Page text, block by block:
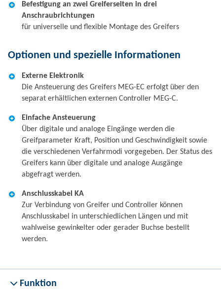
Befestigung an zwei Greiferseiten in drei
Anschraubrichtungen
für universelle und flexible Montage des Greifers
Optionen und spezielle Informationen
Externe Elektronik
Die Ansteuerung des Greifers MEG-EC erfolgt über den
separat erhältlichen externen Controller MEG-C.
Einfache Ansteuerung
Über digitale und analoge Eingänge werden die
Greifparameter Kraft, Position und Geschwindigkeit sowie
die verschiedenen Verfahrmodi vorgegeben. Der Status des
Greifers kann über digitale und analoge Ausgänge
abgefragt werden.
Anschlusskabel KA
Zur Verbindung von Greifer und Controller können
Anschlusskabel in unterschiedlichen Längen und mit
wahlweise gewinkelter oder gerader Buchse bestellt
werden.
Funktion